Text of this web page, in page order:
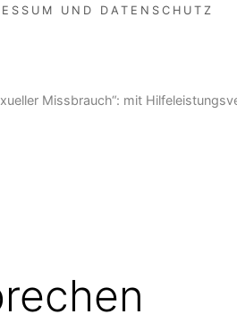
UND DATENSCHUTZ
Missbrauch“: mit